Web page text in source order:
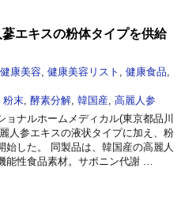
エキスの粉体タイプを供給
健康美容 健康美容リスト 健康食品
粉末 酵素分解 韓国産 高麗人参
ョナルホームメディカル(東京都品川
人参エキスの液状タイプに加え、粉
始した。 同製品は、韓国産の高麗人
能性食品素材。サポニン代謝 …